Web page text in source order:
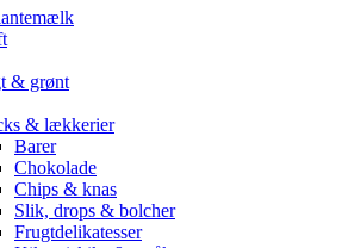
& grønt
& lækkerier
Barer
Chokolade
Chips & knas
Slik, drops & bolcher
Frugtdelikatesser